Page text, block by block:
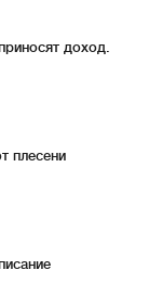
доход.
плесени